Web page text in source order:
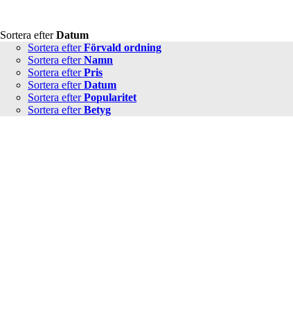
Sortera efterDatum
Sortera efterFörvald ordning
Sortera efterNamn
Sortera efterPris
Sortera efterDatum
Sortera efterPopularitet
Sortera efterBetyg